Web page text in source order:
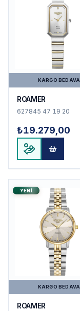
KARGO BEDAVA
ROAMER
627845 47 19 20
₺19.279,00
YENI
KARGO BEDAVA
ROAMER